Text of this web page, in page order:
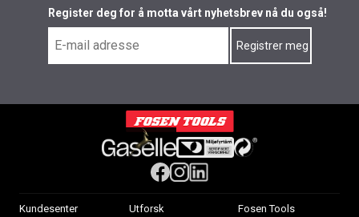
Register deg for å motta vårt nyhetsbrev nå du også!
Kundesenter Utforsk Fosen Tools